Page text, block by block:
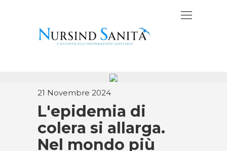
21 Novembre 2024
L'epidemia di
colera si allarga.
Nel mondo più